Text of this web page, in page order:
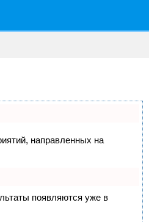
направленных на
появляются уже в